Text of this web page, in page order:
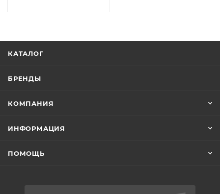
КАТАЛОГ
БРЕНДЫ
КОМПАНИЯ
ИНФОРМАЦИЯ
ПОМОЩЬ